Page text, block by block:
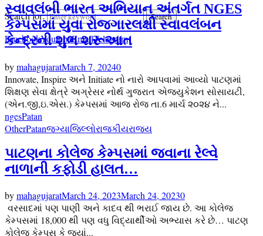
Search for: Search
FacebookYoutubeEmailTelegram
સ્વાવલંબી ભારત અભિયાન અંતર્ગત NGES
કેમ્પસમાં યુવા રોજગારલક્ષી સ્વાવલંબન
કેન્દ્રની શુભ શરૂઆત
bymahagujaratMarch 7, 20240
Innovate, Inspire અને Initiate નો નારો આપવામાં આવ્યો પાટણમાં
શિક્ષણ સેવા ક્ષેત્રે અગ્રેસર નોર્થ ગુજરાત એજ્યુકેશન સોસાયટી,
(એન.જી,ઇ.એસ.) કેમ્પસમાં આજ રોજ તા.6 માર્ચ ૨૦૨૪ ને...
ngesPatan
OtherPatanજગ્યાજિલ્લોરાજકીયરાજ્ય
પાટણના કોલેજ કેમ્પસમાં જવાના રેલ્વે
નાળાની કફોડી હાલત…
bymahagujaratMarch 24, 2023March 24, 20230
વરસાદમાં પણ પાણી અને કાદવ થી ભરાઈ જાય છે. આ કોલેજ
કેમ્પસમાં 18,000 થી પણ વધુ વિદ્યાર્થીઓ અભ્યાસ કરે છે… પાટણ
કોલેજ કેમ્પસ કે જ્યાં...